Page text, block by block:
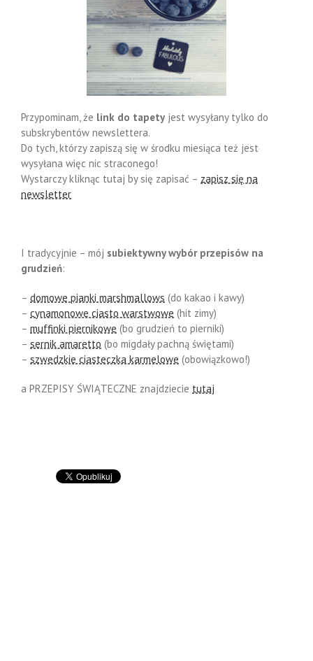
Przypominam, że link do tapety jest wysyłany tylko do
subskrybentów newslettera.
Do tych, którzy zapiszą się w środku miesiąca też jest
wysyłana więc nic straconego!
Wystarczy kliknąc tutaj by się zapisać – zapisz się na
newsletter
I tradycyjnie – mój subiektywny wybór przepisów na
grudzień:
– domowe pianki marshmallows (do kakao i kawy)
– cynamonowe ciasto warstwowe (hit zimy)
– muffinki piernikowe (bo grudzień to pierniki)
– sernik amaretto (bo migdały pachną świętami)
– szwedzkie ciasteczka karmelowe (obowiązkowo!)
a PRZEPISY ŚWIĄTECZNE znajdziecie tutaj